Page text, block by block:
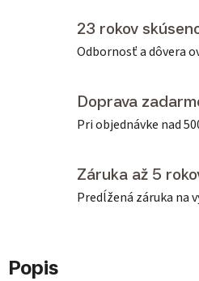
23 rokov
Odbornosť a dôvera
Doprava
Pri objednávke nad
Záruka až 5
Predĺžená záruka na
Popis